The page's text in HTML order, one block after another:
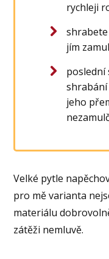
rychleji
jím
poslední
jeho
Velké pytle
pro mě varianta
materiálu
zátěži nemluvě.